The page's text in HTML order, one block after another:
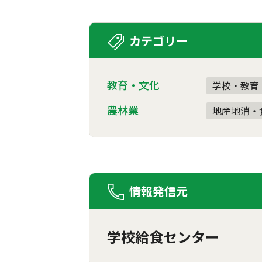
カテゴリー
教育・文化 学校・教育
農林業 地産地消・
情報発信元
学校給食センター